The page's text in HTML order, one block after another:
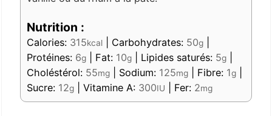
Nutrition :
Calories: 315kcal Carbohydrates: 50g
Protéines: 6g Fat: 10g Lipides saturés: 5g
Choléstérol: 55mg Sodium: 125mg Fibre: 1g
Sucre: 12g Vitamine A: 300IU Fer: 2mg